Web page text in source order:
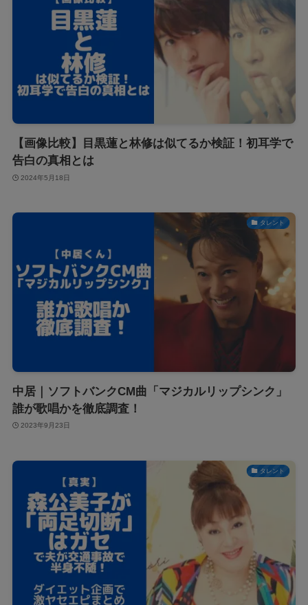
【画像比較】目黒蓮と林修は似てるか検証！初耳学で
告白の真相とは
2024年5月18日
タレント
中居｜ソフトバンクCM曲「マジカルリップシンク」
誰が歌唱かを徹底調査！
2023年9月23日
タレント